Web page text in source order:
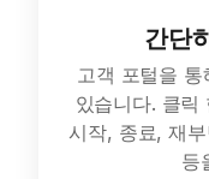
간단
고객 포털을
있습니다. 클릭
시작, 종료, 재
등